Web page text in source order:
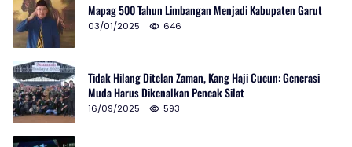
Mapag 500 Tahun Limbangan Menjadi Kabupaten Garut
03/01/2025 646
Tidak Hilang Ditelan Zaman, Kang Haji Cucun: Generasi
Muda Harus Dikenalkan Pencak Silat
16/09/2025 593